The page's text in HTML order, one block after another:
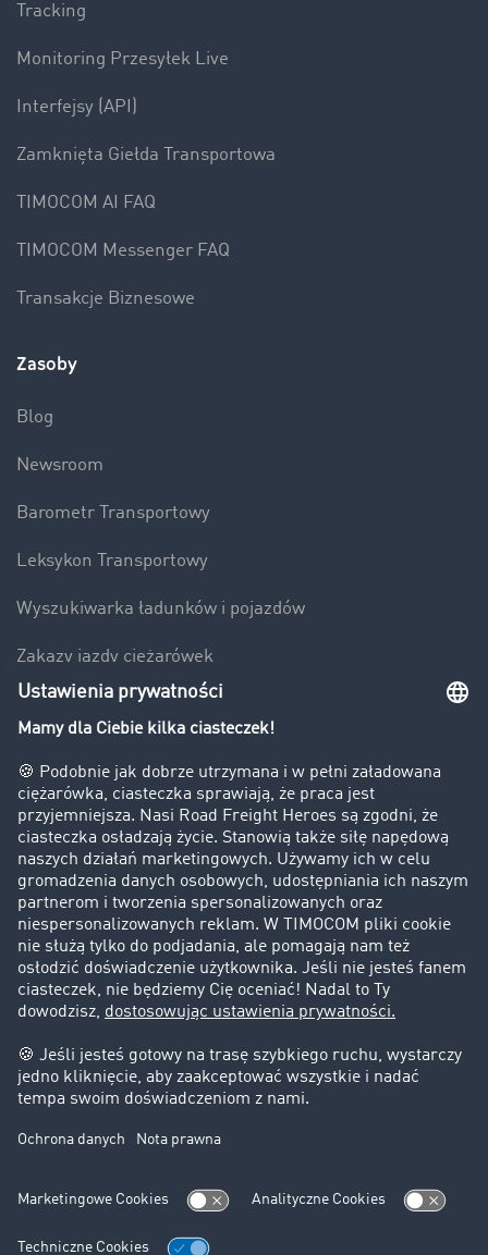
Tracking
Monitoring Przesyłek Live
Interfejsy (API)
Zamknięta Giełda Transportowa
TIMOCOM AI FAQ
TIMOCOM Messenger FAQ
Transakcje Biznesowe
Zasoby
Blog
Newsroom
Barometr Transportowy
Leksykon Transportowy
Wyszukiwarka ładunków i pojazdów
Zakazy jazdy ciężarówek
Bezpieczeństwo
Firma
Historie sukcesu
Klienci pozyskują nowych klientów
Informacje prawne
Impressum
OWU
Ochrona danych
Ustawienia plików cookies